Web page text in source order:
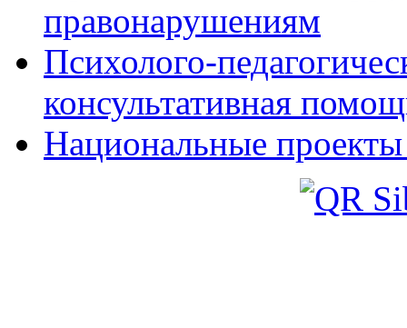
правонарушениям
Психолого-
консультативная
Национальные